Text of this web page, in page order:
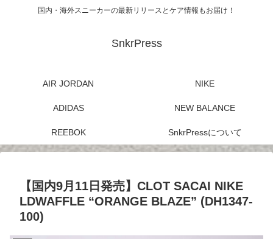
国内・海外スニーカーの最新リリースとケア情報もお届け！
SnkrPress
AIR JORDAN NIKE
ADIDAS NEW BALANCE
REEBOK SnkrPressについて
【国内9月11日発売】CLOT SACAI NIKE
LDWAFFLE “ORANGE BLAZE” (DH1347-
100)